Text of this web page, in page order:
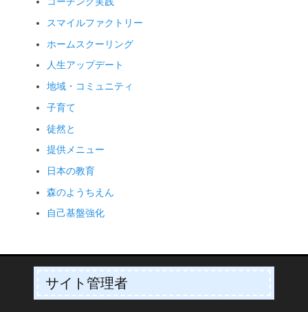
スマイルファクトリー
ホームスクーリング
人生アップデート
地域・コミュニティ
子育て
徒然と
提供メニュー
日本の教育
森のようちえん
自己基盤強化
サイト管理者